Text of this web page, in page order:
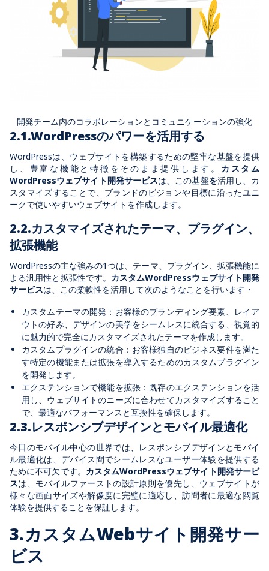
開発チーム内のコラボレーションとコミュニケーションの強化
2.1.WordPressのパワーを活用する
WordPressは、ウェブサイトを構築するための堅牢な基盤を提供
し、豊富な機能と特徴をそのまま提供します。 カスタム
WordPressウェブサイト開発サービスは、この基盤を活用し、カ
スタマイズすることで、ブランドのビジョンや目標に沿ったユニ
ークで使いやすいウェブサイトを作成します。
2.2.カスタマイズされたテーマ、プラグイン、
拡張機能
WordPressの主な強みの1つは、テーマ、プラグイン、拡張機能に
よる汎用性と拡張性です。 カスタムWordPressウェブサイト開発
サービスは、この柔軟性を活用して次のようなことを行います・
カスタムテーマの開発：お客様のブランディング要素、レイア
ウトの好み、デザインの美学をシームレスに統合する、視覚的
に魅力的で完全にカスタマイズされたテーマを作成します。
カスタムプラグインの統合：お客様独自のビジネス要件を満た
す特定の機能または拡張を導入するためのカスタムプラグイン
を開発します。
エクステンションで機能を拡張：既存のエクステンションを活
用し、ウェブサイトのニーズに合わせてカスタマイズすること
で、最適なパフォーマンスと互換性を確保します。
2.3.レスポンシブデザインとモバイル最適化
今日のモバイル中心の世界では、レスポンシブデザインとモバイ
ル最適化は、デバイス間でシームレスなユーザー体験を提供する
ために不可欠です。 カスタムWordPressウェブサイト開発サービ
スは、モバイルファーストの設計原則を優先し、ウェブサイトが
様々な画面サイズや解像度に完璧に適応し、訪問者に最適な閲覧
体験を提供することを保証します。
3.カスタムWebサイト開発サー
ビス